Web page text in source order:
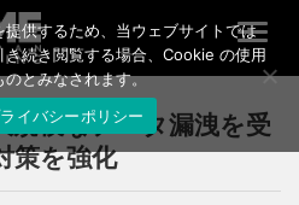
T
o
g
l
a
規模なデータ漏洩を受
策を強化
供するため、当ウェブサイトでは
続き閲覧する場合、Cookie の使用
のとみなされます。
イバシーポリシー